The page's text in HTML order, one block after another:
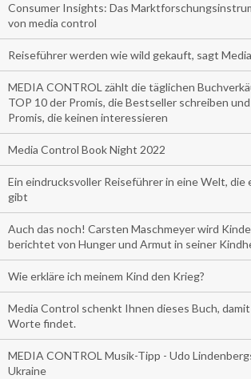
Consumer Insights: Das
von media control
Reiseführer werden wie wild gekauft, sagt
MEDIA CONTROL zählt die täglichen
TOP 10 der Promis, die Bestseller schreiben
Promis, die keinen interessieren
Media Control Book Night 2022
Ein eindrucksvoller Reiseführer in eine Welt, die
gibt
Auch das noch! Carsten Maschmeyer wird
berichtet von Hunger und Armut in seiner
Wie erkläre ich meinem Kind den Krieg?
Media Control schenkt Ihnen dieses Buch,
Worte findet.
MEDIA CONTROL Musik-Tipp - Udo
Ukraine